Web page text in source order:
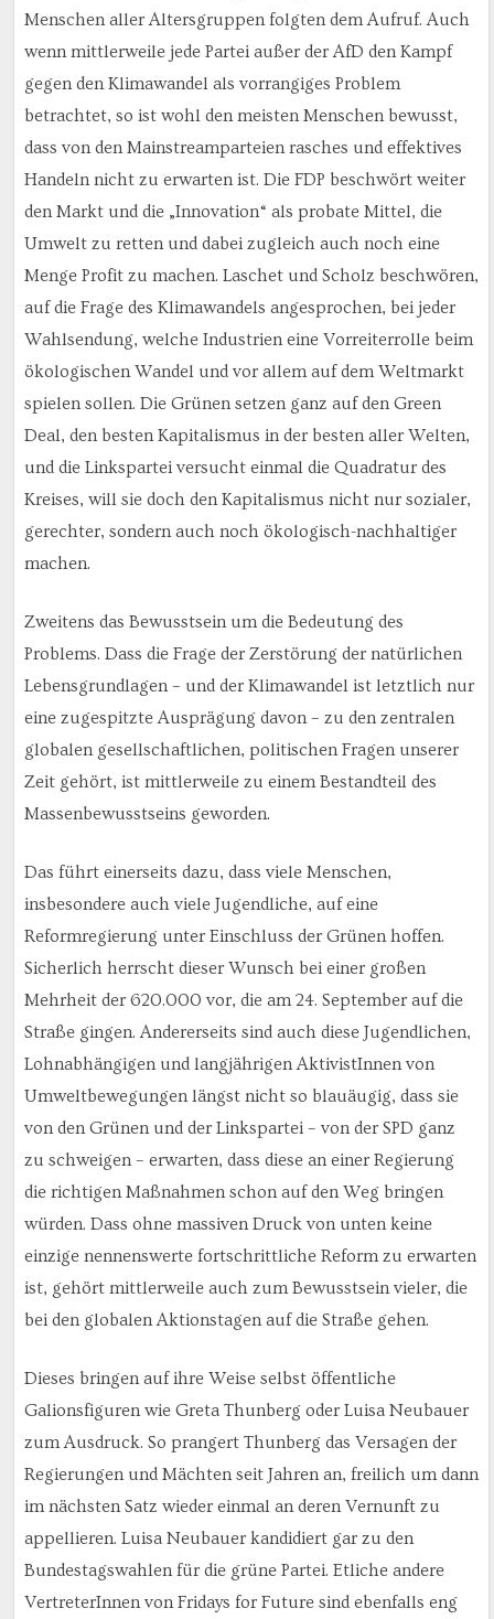
Menschen aller Altersgruppen folgten dem Aufruf. Auch
wenn mittlerweile jede Partei außer der AfD den Kampf
gegen den Klimawandel als vorrangiges Problem
betrachtet, so ist wohl den meisten Menschen bewusst,
dass von den Mainstreamparteien rasches und effektives
Handeln nicht zu erwarten ist. Die FDP beschwört weiter
den Markt und die „Innovation“ als probate Mittel, die
Umwelt zu retten und dabei zugleich auch noch eine
Menge Profit zu machen. Laschet und Scholz beschwören,
auf die Frage des Klimawandels angesprochen, bei jeder
Wahlsendung, welche Industrien eine Vorreiterrolle beim
ökologischen Wandel und vor allem auf dem Weltmarkt
spielen sollen. Die Grünen setzen ganz auf den Green
Deal, den besten Kapitalismus in der besten aller Welten,
und die Linkspartei versucht einmal die Quadratur des
Kreises, will sie doch den Kapitalismus nicht nur sozialer,
gerechter, sondern auch noch ökologisch-nachhaltiger
machen.
Zweitens das Bewusstsein um die Bedeutung des
Problems. Dass die Frage der Zerstörung der natürlichen
Lebensgrundlagen – und der Klimawandel ist letztlich nur
eine zugespitzte Ausprägung davon – zu den zentralen
globalen gesellschaftlichen, politischen Fragen unserer
Zeit gehört, ist mittlerweile zu einem Bestandteil des
Massenbewusstseins geworden.
Das führt einerseits dazu, dass viele Menschen,
insbesondere auch viele Jugendliche, auf eine
Reformregierung unter Einschluss der Grünen hoffen.
Sicherlich herrscht dieser Wunsch bei einer großen
Mehrheit der 620.000 vor, die am 24. September auf die
Straße gingen. Andererseits sind auch diese Jugendlichen,
Lohnabhängigen und langjährigen AktivistInnen von
Umweltbewegungen längst nicht so blauäugig, dass sie
von den Grünen und der Linkspartei – von der SPD ganz
zu schweigen – erwarten, dass diese an einer Regierung
die richtigen Maßnahmen schon auf den Weg bringen
würden. Dass ohne massiven Druck von unten keine
einzige nennenswerte fortschrittliche Reform zu erwarten
ist, gehört mittlerweile auch zum Bewusstsein vieler, die
bei den globalen Aktionstagen auf die Straße gehen.
Dieses bringen auf ihre Weise selbst öffentliche
Galionsfiguren wie Greta Thunberg oder Luisa Neubauer
zum Ausdruck. So prangert Thunberg das Versagen der
Regierungen und Mächten seit Jahren an, freilich um dann
im nächsten Satz wieder einmal an deren Vernunft zu
appellieren. Luisa Neubauer kandidiert gar zu den
Bundestagswahlen für die grüne Partei. Etliche andere
VertreterInnen von Fridays for Future sind ebenfalls eng